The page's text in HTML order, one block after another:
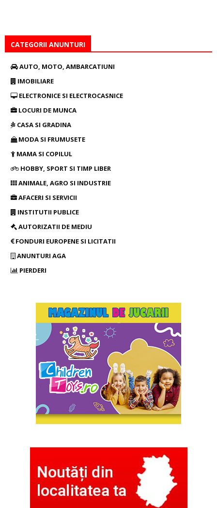
CATEGORII ANUNTURI
AUTO, MOTO, AMBARCATIUNI
IMOBILIARE
ELECTRONICE SI ELECTROCASNICE
LOCURI DE MUNCA
CASA SI GRADINA
MODA SI FRUMUSETE
MAMA SI COPILUL
HOBBY, SPORT SI TIMP LIBER
ANIMALE, AGRO SI INDUSTRIE
AFACERI SI SERVICII
INSTITUTII PUBLICE
AUTORIZATII DE MEDIU
FONDURI EUROPENE SI LICITATII
ANUNTURI AGA
PIERDERI